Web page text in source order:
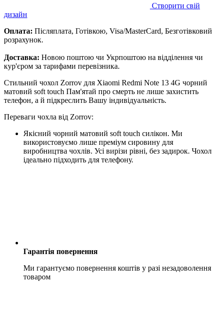
Створити свій
дизайн
Оплата: Післяплата, Готівкою, Visa/MasterCard, Безготівковий
розрахунок.
Доставка: Новою поштою чи Укрпоштою на відділення чи
кур'єром за тарифами перевізника.
Стильний чохол Zorrov для Xiaomi Redmi Note 13 4G чорний
матовий soft touch Пам'ятай про смерть не лише захистить
телефон, а й підкреслить Вашу індивідуальність.
Переваги чохла від Zorrov:
Якісний чорний матовий soft touch силікон. Ми
використовуємо лише преміум сировину для
виробництва чохлів. Усі вирізи рівні, без задирок. Чохол
ідеально підходить для телефону.
Гарантія повернення
Ми гарантуємо повернення коштів у разі незадоволення
товаром